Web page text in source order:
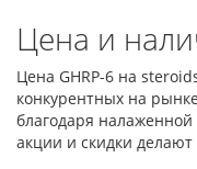
Цена и
Цена GHRP-6 на
конкурентных на
благодаря налаженной
акции и скидки